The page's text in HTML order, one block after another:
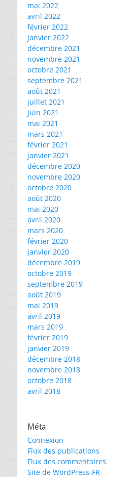
mai 2022
avril 2022
février 2022
janvier 2022
décembre 2021
novembre 2021
octobre 2021
septembre 2021
août 2021
juillet 2021
juin 2021
mai 2021
mars 2021
février 2021
janvier 2021
décembre 2020
novembre 2020
octobre 2020
août 2020
mai 2020
avril 2020
mars 2020
février 2020
janvier 2020
décembre 2019
octobre 2019
septembre 2019
août 2019
mai 2019
avril 2019
mars 2019
février 2019
janvier 2019
décembre 2018
novembre 2018
octobre 2018
avril 2018
Méta
Connexion
Flux des publications
Flux des commentaires
Site de WordPress-FR